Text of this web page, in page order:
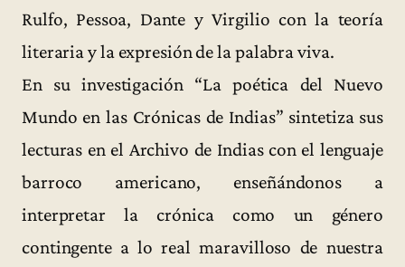
Rulfo, Pessoa, Dante y Virgilio con la teoría
literaria y la expresión de la palabra viva.
En su investigación “La poética del Nuevo
Mundo en las Crónicas de Indias” sintetiza sus
lecturas en el Archivo de Indias con el lenguaje
barroco americano, enseñándonos a
interpretar la crónica como un género
contingente a lo real maravilloso de nuestra